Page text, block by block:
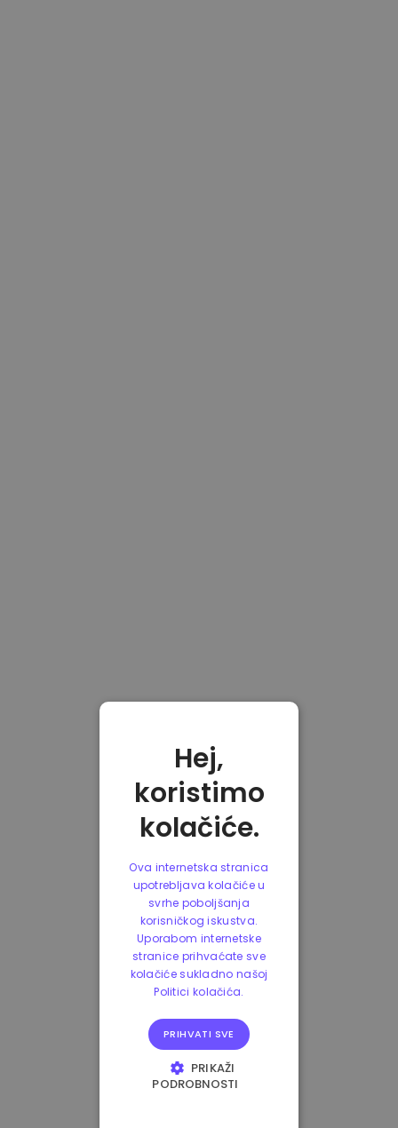
Hej,
koristimo
kolačiće.
Ova internetska stranica
upotrebljava kolačiće u
svrhe poboljšanja
korisničkog iskustva.
Uporabom internetske
stranice prihvaćate sve
kolačiće sukladno našoj
Politici kolačića.
PRIHVATI SVE
PRIKAŽI
PODROBNOSTI